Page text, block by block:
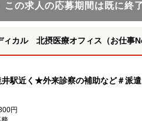
この求人の応募期間は既に終
ィカル 北摂医療オフィス（お仕事
駅近く★外来診察の補助など＃派
円